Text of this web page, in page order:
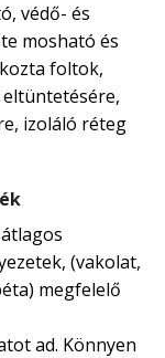
védő- és
mosható és
foltok,
izoláló réteg
(vakolat,
megfelelő
ad. Könnyen